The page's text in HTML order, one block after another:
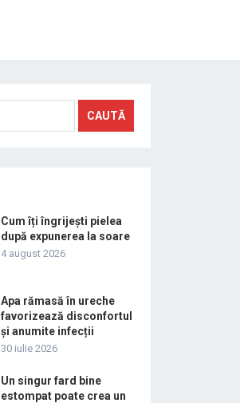
Cum îți îngrijești pielea
după expunerea la soare
4 august 2026
Apa rămasă în ureche
favorizează disconfortul
și anumite infecții
30 iulie 2026
Un singur fard bine
estompat poate crea un